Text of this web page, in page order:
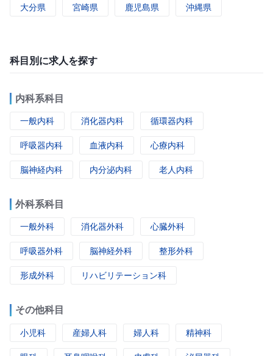
大分県 宮崎県 鹿児島県 沖縄県
科目別に求人を探す
内科系科目
一般内科 消化器内科 循環器内科
呼吸器内科 血液内科 心療内科
脳神経内科 内分泌内科 老人内科
外科系科目
一般外科 消化器外科 心臓外科
呼吸器外科 脳神経外科 整形外科
形成外科 リハビリテーション科
その他科目
小児科 産婦人科 婦人科 精神科